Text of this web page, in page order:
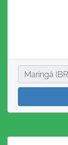
Ciudad
Maringá